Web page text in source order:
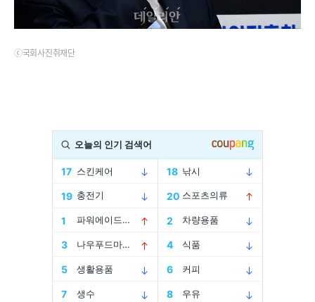
ⓒ국회사진취재단